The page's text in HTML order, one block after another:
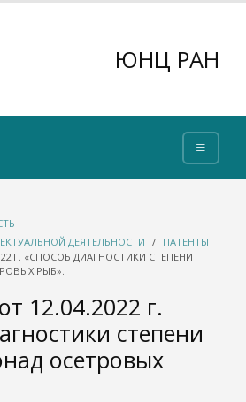
ЮНЦ РАН
ДЕЯТЕЛЬНОСТИ
ПАТЕНТЫ
Г. «СПОСОБ ДИАГНОСТИКИ СТЕПЕНИ
РЫБ».
12.04.2022 г.
степени
осетровых